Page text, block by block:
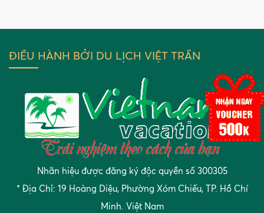
ĐIỀU HÀNH BỞI DU LỊCH VIỆT TRẦN
Nhãn hiệu được đăng ký độc quyền số 300305
* Địa Chỉ: 19 Hoàng Diệu, Phường Xóm Chiếu, TP. Hồ Chí
Minh. Việt Nam